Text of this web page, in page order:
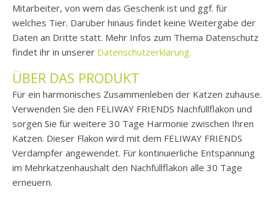
Mitarbeiter, von wem das Geschenk ist und ggf. für
welches Tier. Darüber hinaus findet keine Weitergabe der
Daten an Dritte statt. Mehr Infos zum Thema Datenschutz
findet ihr in unserer Datenschutzerklärung.
ÜBER DAS PRODUKT
Für ein harmonisches Zusammenleben der Katzen zuhause.
Verwenden Sie den FELIWAY FRIENDS Nachfüllflakon und
sorgen Sie für weitere 30 Tage Harmonie zwischen Ihren
Katzen. Dieser Flakon wird mit dem FELIWAY FRIENDS
Verdampfer angewendet. Für kontinuierliche Entspannung
im Mehrkatzenhaushalt den Nachfüllflakon alle 30 Tage
erneuern.